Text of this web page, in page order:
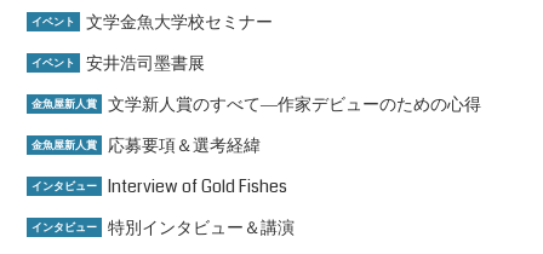
イベント 文学金魚大学校セミナー
イベント 安井浩司墨書展
金魚屋新人賞 文学新人賞のすべて―作家デビューのための心得
金魚屋新人賞 応募要項＆選考経緯
インタビュー Interview of Gold Fishes
インタビュー 特別インタビュー＆講演